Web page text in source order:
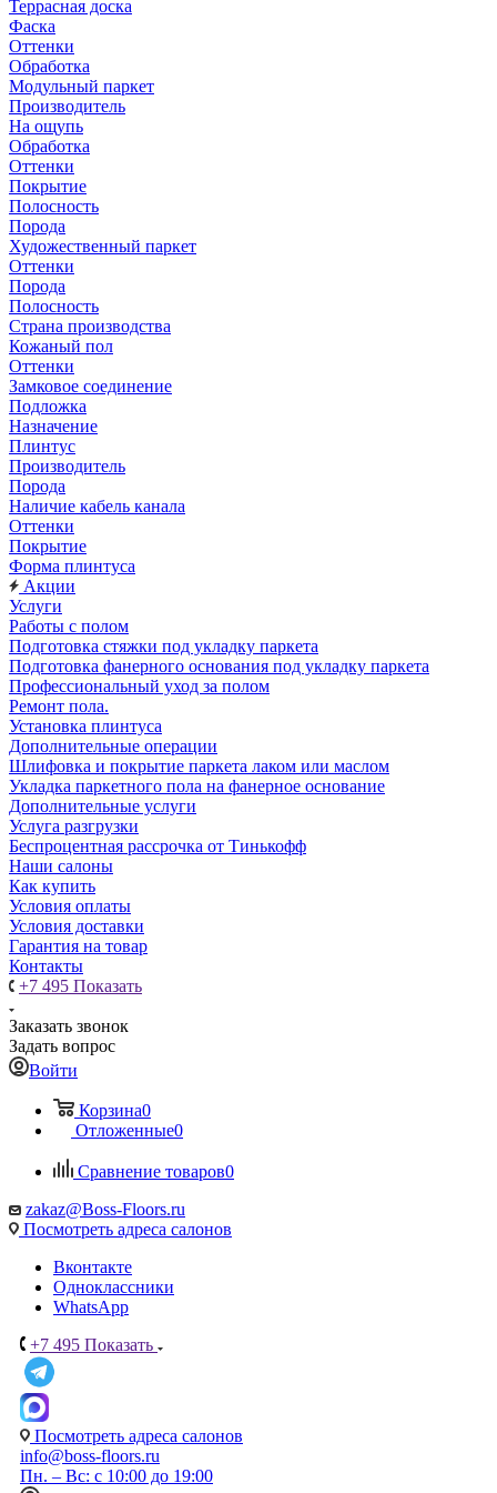
Террасная доска
Фаска
Оттенки
Обработка
Модульный паркет
Производитель
На ощупь
Обработка
Оттенки
Покрытие
Полосность
Порода
Художественный паркет
Оттенки
Порода
Полосность
Страна производства
Кожаный пол
Оттенки
Замковое соединение
Подложка
Назначение
Плинтус
Производитель
Порода
Наличие кабель канала
Оттенки
Покрытие
Форма плинтуса
Акции
Услуги
Работы с полом
Подготовка стяжки под укладку паркета
Подготовка фанерного основания под укладку паркета
Профессиональный уход за полом
Ремонт пола.
Установка плинтуса
Дополнительные операции
Шлифовка и покрытие паркета лаком или маслом
Укладка паркетного пола на фанерное основание
Дополнительные услуги
Услуга разгрузки
Беспроцентная рассрочка от Тинькофф
Наши салоны
Как купить
Условия оплаты
Условия доставки
Гарантия на товар
Контакты
+7 495 Показать
Заказать звонок
Задать вопрос
Войти
Корзина0
Отложенные0
Сравнение товаров0
zakaz@Boss-Floors.ru
Посмотреть адреса салонов
Вконтакте
Одноклассники
WhatsApp
+7 495 Показать
Посмотреть адреса салонов
info@boss-floors.ru
Пн. – Вс: с 10:00 до 19:00